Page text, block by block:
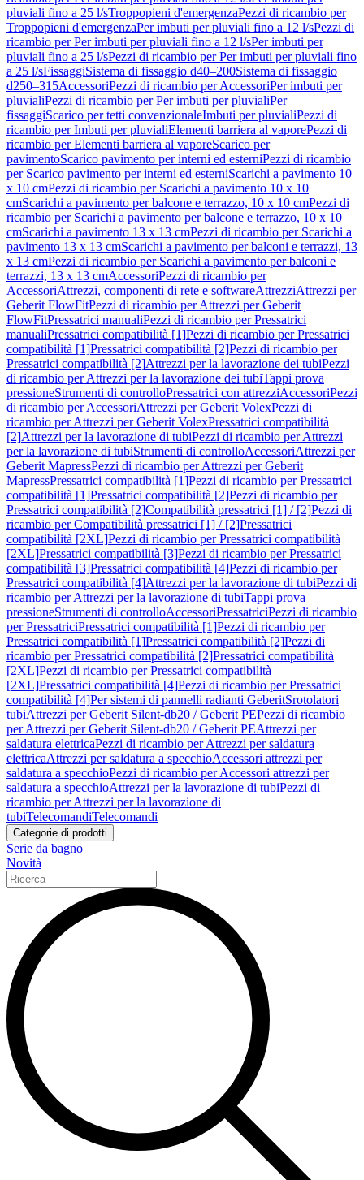
pluviali fino a 25 l/sTroppopieni d'emergenzaPezzi di ricambio per
Troppopieni d'emergenzaPer imbuti per pluviali fino a 12 l/sPezzi di
ricambio per Per imbuti per pluviali fino a 12 l/sPer imbuti per
pluviali fino a 25 l/sPezzi di ricambio per Per imbuti per pluviali fino
a 25 l/sFissaggiSistema di fissaggio d40–200Sistema di fissaggio
d250–315AccessoriPezzi di ricambio per AccessoriPer imbuti per
pluvialiPezzi di ricambio per Per imbuti per pluvialiPer
fissaggiScarico per tetti convenzionaleImbuti per pluvialiPezzi di
ricambio per Imbuti per pluvialiElementi barriera al vaporePezzi di
ricambio per Elementi barriera al vaporeScarico per
pavimentoScarico pavimento per interni ed esterniPezzi di ricambio
per Scarico pavimento per interni ed esterniScarichi a pavimento 10
x 10 cmPezzi di ricambio per Scarichi a pavimento 10 x 10
cmScarichi a pavimento per balcone e terrazzo, 10 x 10 cmPezzi di
ricambio per Scarichi a pavimento per balcone e terrazzo, 10 x 10
cmScarichi a pavimento 13 x 13 cmPezzi di ricambio per Scarichi a
pavimento 13 x 13 cmScarichi a pavimento per balconi e terrazzi, 13
x 13 cmPezzi di ricambio per Scarichi a pavimento per balconi e
terrazzi, 13 x 13 cmAccessoriPezzi di ricambio per
AccessoriAttrezzi, componenti di rete e softwareAttrezziAttrezzi per
Geberit FlowFitPezzi di ricambio per Attrezzi per Geberit
FlowFitPressatrici manualiPezzi di ricambio per Pressatrici
manualiPressatrici compatibilità [1]Pezzi di ricambio per Pressatrici
compatibilità [1]Pressatrici compatibilità [2]Pezzi di ricambio per
Pressatrici compatibilità [2]Attrezzi per la lavorazione dei tubiPezzi
di ricambio per Attrezzi per la lavorazione dei tubiTappi prova
pressioneStrumenti di controlloPressatrici con attrezziAccessoriPezzi
di ricambio per AccessoriAttrezzi per Geberit VolexPezzi di
ricambio per Attrezzi per Geberit VolexPressatrici compatibilità
[2]Attrezzi per la lavorazione di tubiPezzi di ricambio per Attrezzi
per la lavorazione di tubiStrumenti di controlloAccessoriAttrezzi per
Geberit MapressPezzi di ricambio per Attrezzi per Geberit
MapressPressatrici compatibilità [1]Pezzi di ricambio per Pressatrici
compatibilità [1]Pressatrici compatibilità [2]Pezzi di ricambio per
Pressatrici compatibilità [2]Compatibilità pressatrici [1] / [2]Pezzi di
ricambio per Compatibilità pressatrici [1] / [2]Pressatrici
compatibilità [2XL]Pezzi di ricambio per Pressatrici compatibilità
[2XL]Pressatrici compatibilità [3]Pezzi di ricambio per Pressatrici
compatibilità [3]Pressatrici compatibilità [4]Pezzi di ricambio per
Pressatrici compatibilità [4]Attrezzi per la lavorazione di tubiPezzi di
ricambio per Attrezzi per la lavorazione di tubiTappi prova
pressioneStrumenti di controlloAccessoriPressatriciPezzi di ricambio
per PressatriciPressatrici compatibilità [1]Pezzi di ricambio per
Pressatrici compatibilità [1]Pressatrici compatibilità [2]Pezzi di
ricambio per Pressatrici compatibilità [2]Pressatrici compatibilità
[2XL]Pezzi di ricambio per Pressatrici compatibilità
[2XL]Pressatrici compatibilità [4]Pezzi di ricambio per Pressatrici
compatibilità [4]Per sistemi di pannelli radianti GeberitSrotolatori
tubiAttrezzi per Geberit Silent-db20 / Geberit PEPezzi di ricambio
per Attrezzi per Geberit Silent-db20 / Geberit PEAttrezzi per
saldatura elettricaPezzi di ricambio per Attrezzi per saldatura
elettricaAttrezzi per saldatura a specchioAccessori attrezzi per
saldatura a specchioPezzi di ricambio per Accessori attrezzi per
saldatura a specchioAttrezzi per la lavorazione di tubiPezzi di
ricambio per Attrezzi per la lavorazione di
tubiTelecomandiTelecomandi
Categorie di prodotti
Serie da bagno
Novità